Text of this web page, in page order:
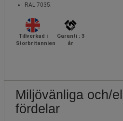
RAL 7035.
Tillverkad i
Storbritannien
Garanti : 3
år
Miljövänliga och/
fördelar